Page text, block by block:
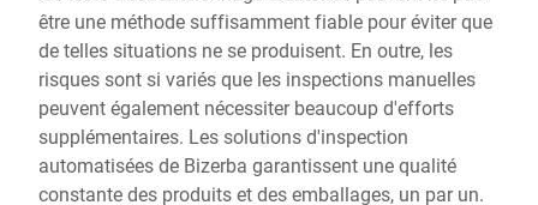
être une méthode suffisamment fiable pour éviter que
de telles situations ne se produisent. En outre, les
risques sont si variés que les inspections manuelles
peuvent également nécessiter beaucoup d'efforts
supplémentaires. Les solutions d'inspection
automatisées de Bizerba garantissent une qualité
constante des produits et des emballages, un par un.